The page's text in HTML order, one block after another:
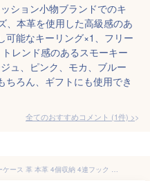
ション小物ブランドでのキ
、本革を使用した高級感のあ
可能なキーリング×1、フリー
レンド感のあるスモーキー
ュ、ピンク、モカ、ブルー
ろん、ギフトにも使用でき
全てのおすすめコメント (1件) >
【本日限定ポイント最大20倍】 キーケース 革 本革 4個収納 4連フック スマートキー コンパクト 軽量 薄型 スマートキーカバー ケース キーホルダー キーレス レディース キーケース おしゃれ キー ケース スマートキーケース 家の鍵 複数